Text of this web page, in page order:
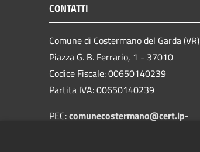
CONTATTI
Comune di Costermano del Garda (VR)
Piazza G. B. Ferrario, 1 - 37010
Codice Fiscale: 00650140239
Partita IVA: 00650140239
PEC:comunecostermano@cert.ip-